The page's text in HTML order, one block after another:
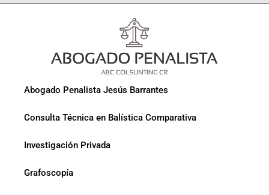
Abogado Penalista Jesús Barrantes
Consulta Técnica en Balística Comparativa
Investigación Privada
Grafoscopía